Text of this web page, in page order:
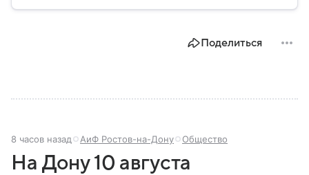
Разбираемся, как устроена Госдума, какие
Поделиться
8 часов назад АиФ Ростов-на-Дону Общество
На Дону 10 августа